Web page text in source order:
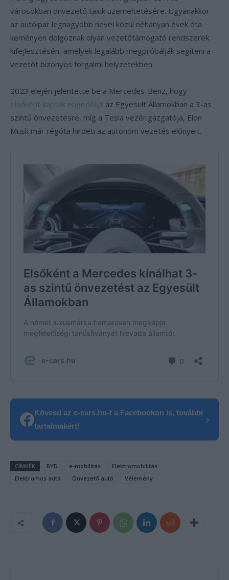
városokban önvezető taxik üzemeltetésére. Ugyanakkor
az autóipar legnagyobb nevei közül néhányan évek óta
keményen dolgoznak olyan vezetőtámogató rendszerek
kifejlesztésén, amelyek legalább megpróbálják segíteni a
vezetőt bizonyos forgalmi helyzetekben.
2023 elején jelentette be a Mercedes-Benz, hogy
elsőként kaptak engedélyt az Egyesült Államokban a 3-as
szintű önvezetésre, míg a Tesla vezérigazgatója, Elon
Musk már régóta hirdeti az autonóm vezetés előnyeit.
Kövesd az e-cars.hu-t a Facebookon is, további
tartalmakért!
›
CÍMKÉK BYD e-mobilitás
Elektromobilitás
Elektromos autó
Önvezető autó Vélemény